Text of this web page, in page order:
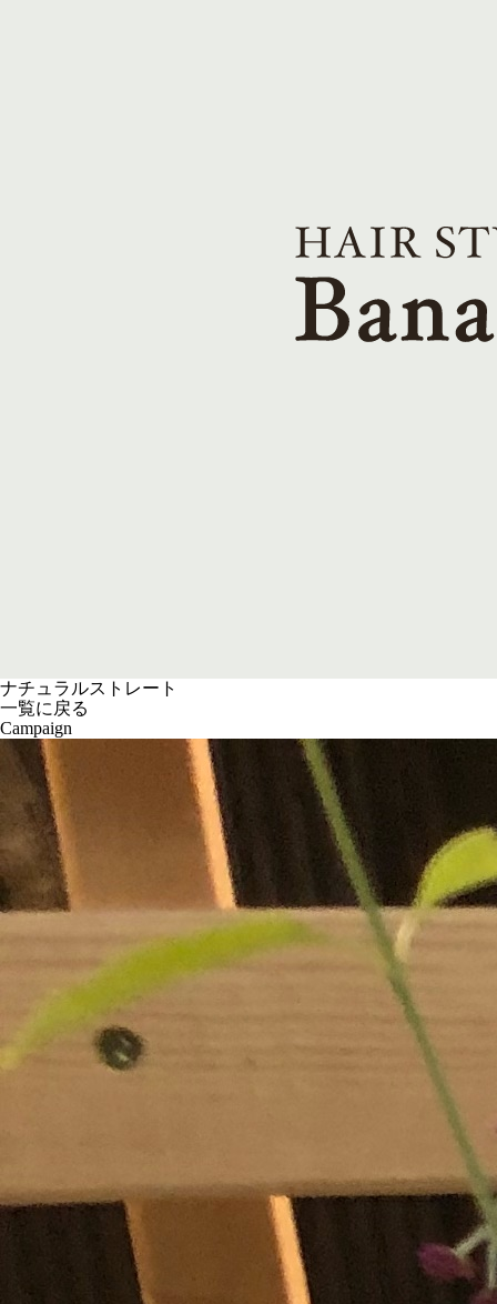
ナチュラルストレート
一覧に戻る
Campaign